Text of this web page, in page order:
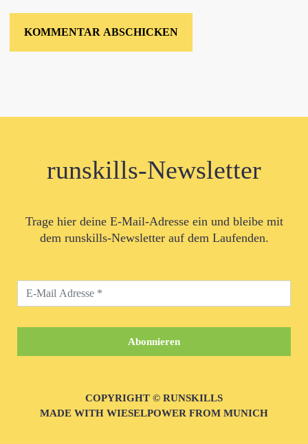
runskills-Newsletter
Trage hier deine E-Mail-Adresse ein und bleibe mit
dem runskills-Newsletter auf dem Laufenden.
COPYRIGHT © RUNSKILLS
MADE WITH WIESELPOWER FROM MUNICH